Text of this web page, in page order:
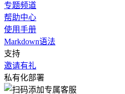
专题频道
帮助中心
使用手册
Markdown语法
支持
邀请有礼
私有化部署